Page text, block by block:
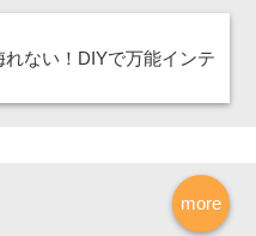
れない！DIYで万能インテ
more